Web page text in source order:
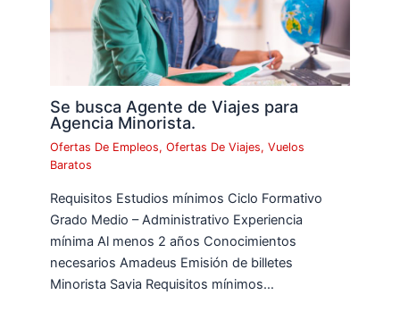
Se busca Agente de Viajes para
Agencia Minorista.
Ofertas De Empleos,Ofertas De Viajes,Vuelos
Baratos
Requisitos Estudios mínimos Ciclo Formativo
Grado Medio – Administrativo Experiencia
mínima Al menos 2 años Conocimientos
necesarios Amadeus Emisión de billetes
Minorista Savia Requisitos mínimos…